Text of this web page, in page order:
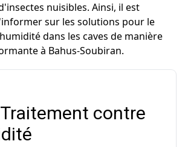
nuisibles. Ainsi, il est
sur les solutions pour le
dans les caves de manière
à Bahus-Soubiran.
contre